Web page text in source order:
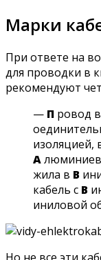
Марки
При ответе на
для проводки в
рекомендуют
— П ровод в
изоляцией,
А
жила в В
кабель с В
иниловой
Но не все эти